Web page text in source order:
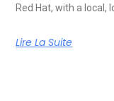
Red Hat, with a
Lire La Suite